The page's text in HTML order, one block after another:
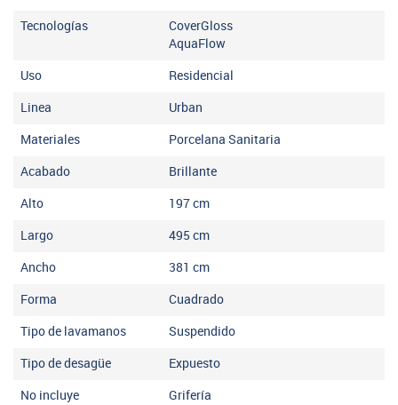
Tecnologías
CoverGloss
AquaFlow
Uso Residencial
Linea Urban
Materiales Porcelana Sanitaria
Acabado Brillante
Alto 197cm
Largo 495 cm
Ancho 381 cm
Forma Cuadrado
Tipo de lavamanos Suspendido
Tipo de desagüe Expuesto
No incluye Grifería